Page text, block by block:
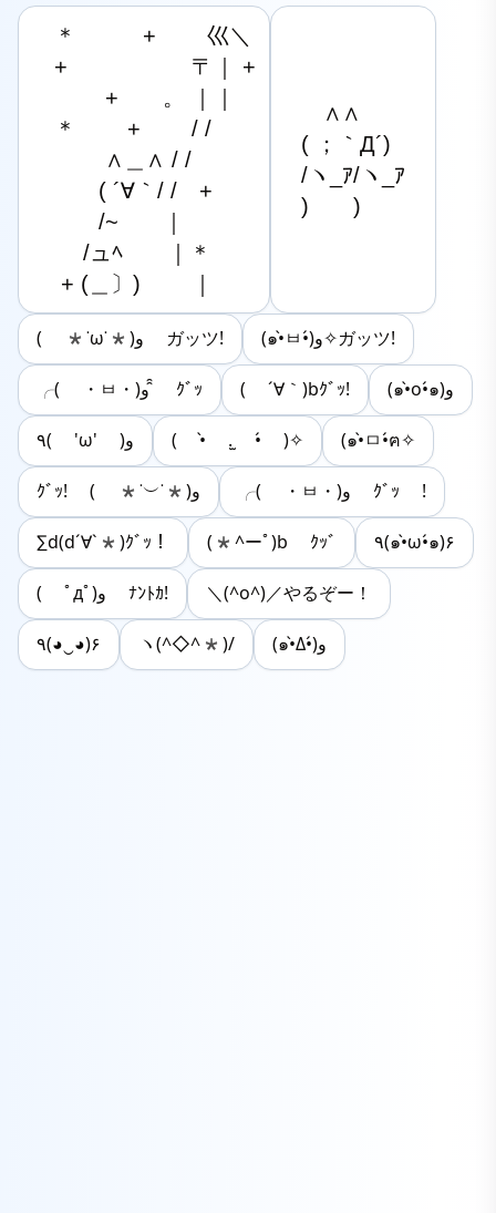
＊　　　+　　 巛＼
+　　　　 　 〒｜ +
+　　。 ｜｜
＊　　 +　　 / /
∧＿∧ / /
( ´∀｀/ /　+
/~　　｜
/ュﾍ　　｜＊
+ (＿〕)　　 ｜
∧∧
( ；｀Д´)
/ヽ_ｱ/ヽ_ｱ
)　　)
( *˙ω˙*)و ガッツ! (๑•̀ㅂ•́)و✧ガッツ!
╭( ・ㅂ・)و ̑̑ ｸﾞｯ ( ´∀｀)bｸﾞｯ! (๑•̀o•́๑)و
٩( 'ω' )و ( •̀ .̫ •́ )✧ (๑•̀ㅁ•́ฅ✧
ｸﾞｯ! ( *˙︶˙*)و ╭( ・ㅂ・)و ｸﾞｯ !
∑d(d´∀`*)ｸﾞｯ！ (*^ーﾟ)b ｸｯﾞ ٩(๑•̀ω•́๑)۶
( ﾟдﾟ)و ﾅﾝﾄｶ! ＼(^o^)／やるぞー！
٩(◕‿◕)۶ ヽ(^◇^*)/ (๑•̀Δ•́)و